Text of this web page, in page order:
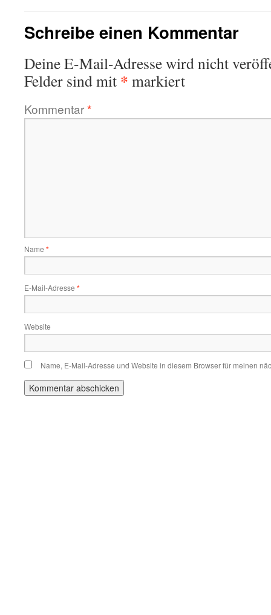
Schreibe einen Kommentar
Deine E-Mail-Adresse wird nicht
Felder sind mit * markiert
Kommentar*
Name *
E-Mail-Adresse *
Website
Name, E-Mail-Adresse und Website in diesem Browser für meinen